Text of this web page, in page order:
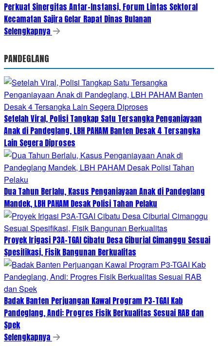
Perkuat Sinergitas Antar-Instansi, Forum Lintas Sektoral
Kecamatan Sajira Gelar Rapat Dinas Bulanan
Selengkapnya
PANDEGLANG
Setelah Viral, Polisi Tangkap Satu Tersangka Penganiayaan
Anak di Pandeglang, LBH PAHAM Banten Desak 4 Tersangka
Lain Segera Diproses
Dua Tahun Berlalu, Kasus Penganiayaan Anak di Pandeglang
Mandek, LBH PAHAM Desak Polisi Tahan Pelaku
Proyek Irigasi P3A-TGAI Cibatu Desa Ciburial Cimanggu Sesuai
Spesifikasi, Fisik Bangunan Berkualitas
Badak Banten Perjuangan Kawal Program P3-TGAI Kab
Pandeglang, Andi: Progres Fisik Berkualitas Sesuai RAB dan
Spek
Selengkapnya